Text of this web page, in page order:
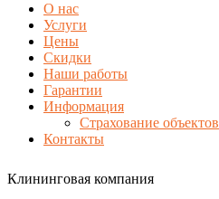
О нас
Услуги
Цены
Скидки
Наши работы
Гарантии
Информация
Страхование объектов
Контакты
Клининговая компания